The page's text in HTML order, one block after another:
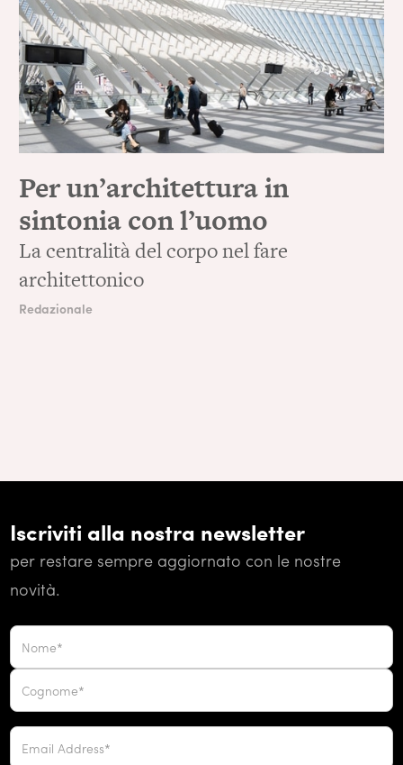
Per un’architettura in
sintonia con l’uomo
La centralità del corpo nel fare
architettonico
Redazionale
Iscriviti alla nostra newsletter
per restare sempre aggiornato con le nostre
novità.